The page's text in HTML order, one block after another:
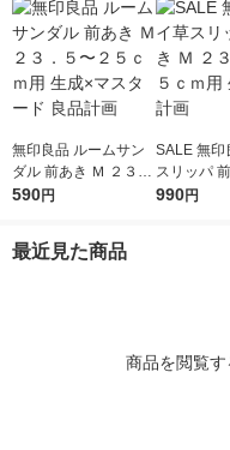
無印良品 ルームサン
ダル 前あき Ｍ ２３．
５〜２５ｃｍ用 生成×
590円
SALE 無印
スリッパ
３．５〜２
990円
最近見た商品
商品を閲覧